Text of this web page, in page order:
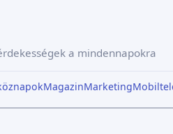
a mindennapokra
MagazinMarketing